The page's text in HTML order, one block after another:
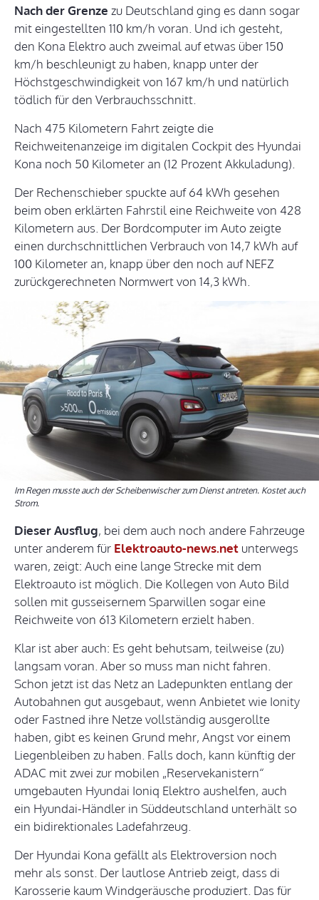
Nach der Grenze zu Deutschland ging es dann sogar
mit eingestellten 110 km/h voran. Und ich gesteht,
den Kona Elektro auch zweimal auf etwas über 150
km/h beschleunigt zu haben, knapp unter der
Höchstgeschwindigkeit von 167 km/h und natürlich
tödlich für den Verbrauchsschnitt.
Nach 475 Kilometern Fahrt zeigte die
Reichweitenanzeige im digitalen Cockpit des Hyundai
Kona noch 50 Kilometer an (12 Prozent Akkuladung).
Der Rechenschieber spuckte auf 64 kWh gesehen
beim oben erklärten Fahrstil eine Reichweite von 428
Kilometern aus. Der Bordcomputer im Auto zeigte
einen durchschnittlichen Verbrauch von 14,7 kWh auf
100 Kilometer an, knapp über den noch auf NEFZ
zurückgerechneten Normwert von 14,3 kWh.
Im Regen musste auch der Scheibenwischer zum Dienst antreten. Kostet auch
Strom.
Dieser Ausflug, bei dem auch noch andere Fahrzeuge
unter anderem für Elektroauto-news.net unterwegs
waren, zeigt: Auch eine lange Strecke mit dem
Elektroauto ist möglich. Die Kollegen von Auto Bild
sollen mit gusseisernem Sparwillen sogar eine
Reichweite von 613 Kilometern erzielt haben.
Klar ist aber auch: Es geht behutsam, teilweise (zu)
langsam voran. Aber so muss man nicht fahren.
Schon jetzt ist das Netz an Ladepunkten entlang der
Autobahnen gut ausgebaut, wenn Anbietet wie Ionity
oder Fastned ihre Netze vollständig ausgerollte
haben, gibt es keinen Grund mehr, Angst vor einem
Liegenbleiben zu haben. Falls doch, kann künftig der
ADAC mit zwei zur mobilen „Reservekanistern“
umgebauten Hyundai Ioniq Elektro aushelfen, auch
ein Hyundai-Händler in Süddeutschland unterhält so
ein bidirektionales Ladefahrzeug.
Der Hyundai Kona gefällt als Elektroversion noch
mehr als sonst. Der lautlose Antrieb zeigt, dass di
Karosserie kaum Windgeräusche produziert. Das für